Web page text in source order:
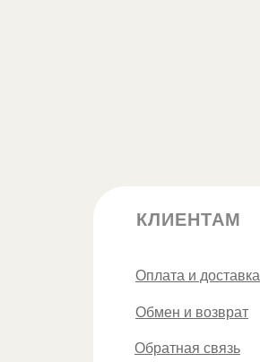
Обмен и возврат
Оплата и доставка
Обратная связь
КЛИЕНТАМ